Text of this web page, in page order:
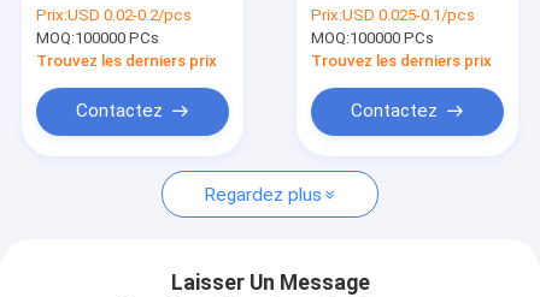
Sacs de déchets recyclables
d'ensachage de
SidePouch de sprint
Prix:USD 0.02-0.2/pcs
MOQ:100000 PCs
Trouvez les derniers prix
Contactez
plastique pour le
Bagger de SidePouch
Prix:USD 0.025-0.1/pcs
MOQ:100000 PCs
Trouvez les derniers prix
Contactez
Regardez plus
Laisser Un Message